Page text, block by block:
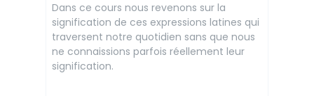
Dans ce cours nous revenons sur la
signification de ces expressions latines qui
traversent notre quotidien sans que nous
ne connaissions parfois réellement leur
signification.